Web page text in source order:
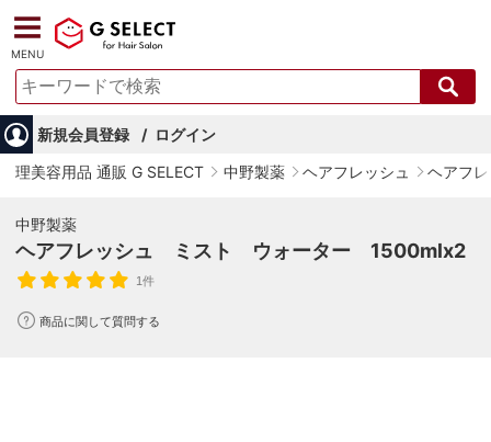
MENU
新規会員登録
ログイン
理美容用品 通販 G SELECT
中野製薬 ヘアフレッシュ ヘアフ
中野製薬
ヘアフレッシュ ミスト ウォーター 1500mlx2
1件
商品に関して質問する